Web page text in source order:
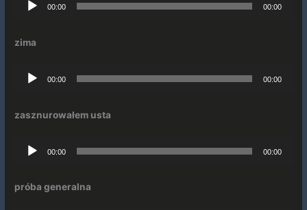
plików
00:00 00:00
zima
Odtwarzacz
plików
00:00 00:00
zasznurowałem usta
Odtwarzacz
plików
00:00 00:00
próba generalna